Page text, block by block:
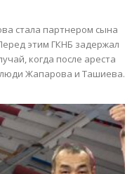
стала партнером сына
этим ГКНБ задержал
когда после ареста
люди Жапарова и Ташиева.